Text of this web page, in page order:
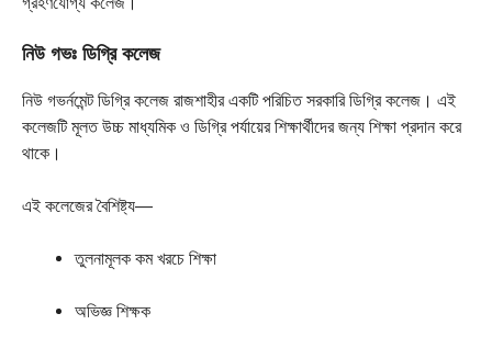
নিউ গভঃ ডিগ্রি কলেজ
নিউ গভর্নমেন্ট ডিগ্রি কলেজ রাজশাহীর একটি পরিচিত সরকারি ডিগ্রি কলেজ। এই
কলেজটি মূলত উচ্চ মাধ্যমিক ও ডিগ্রি পর্যায়ের শিক্ষার্থীদের জন্য শিক্ষা প্রদান করে
থাকে।
এই কলেজের বৈশিষ্ট্য—
তুলনামূলক কম খরচে শিক্ষা
অভিজ্ঞ শিক্ষক